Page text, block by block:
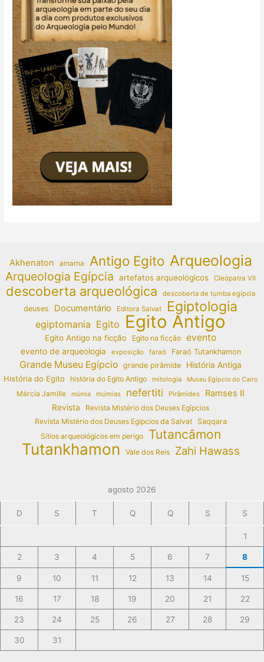
Akhenaton amarna Antigo Egito Arqueologia
Arqueologia Egípcia artefatos arqueológicos Cleópatra VII
descoberta arqueológica descoberta de tumba egípcia
deuses Documentário Editora Salvat Egiptologia
egiptomania Egito Egito Antigo
Egito Antigo na ficção Egito na ficção evento
evento de arqueologia exposição faraó Faraó Tutankhamon
Grande Museu Egípcio grande pirâmide
História Antiga
História do Egito
história do Egito Antigo mitologia Museu Egípcio do Cairo
Márcia Jamille múmia múmias nefertiti Pirâmides Ramses II
Revista
Revista Mistério dos Deuses Egípcios
Revista Mistério dos Deuses Egípcios da Salvat
Saqqara
Sítios arqueológicos em perigo
Tutancâmon
Tutankhamon Vale dos Reis Zahi Hawass
agosto 2026
D S T Q Q S S
1
2 3 4 5 6 7 8
9 10 11 12 13 14 15
16 17 18 19 20 21 22
23 24 25 26 27 28 29
30 31